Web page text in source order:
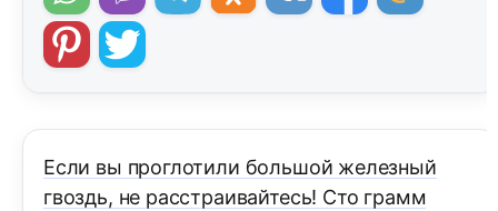
Если вы проглотили большой железный
гвоздь, не расстраивайтесь! Сто грамм